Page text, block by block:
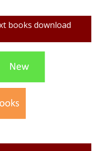
books download